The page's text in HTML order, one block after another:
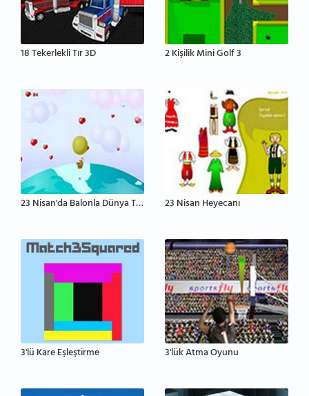
18 Tekerlekli Tır 3D 2 Kişilik Mini Golf 3
23 Nisan'da Balonla Dünya Turu 23 Nisan Heyecanı
3'lü Kare Eşleştirme 3'lük Atma Oyunu